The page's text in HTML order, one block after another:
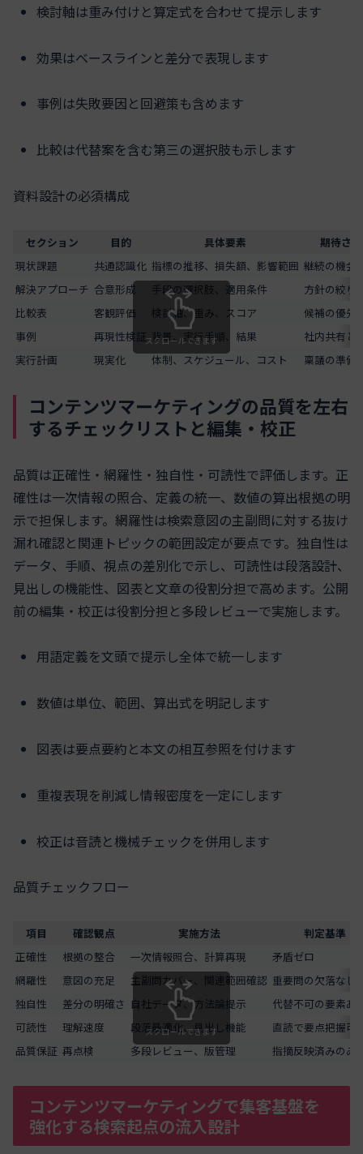
検討軸は重み付けと算定式を合わせて提示します
効果はベースラインと差分で表現します
事例は失敗要因と回避策も含めます
比較は代替案を含む第三の選択肢も示します
資料設計の必須構成
セクション 目的 具体要素
期待さ
現状課題
共通認識化 指標の推移、損失額、影響範囲 継続の機会
解決アプローチ 合意形成 手段の選択肢、適用条件
方針の絞り
比較表
客観評価 検討軸、重み、スコア
候補の優先
事例
再現性検証 背景、実行手順、結果
社内共有と
実行計画
現実化 体制、スケジュール、コスト 稟議の準備
スクロールできます
コンテンツマーケティングの品質を左右
するチェックリストと編集・校正
品質は正確性・網羅性・独自性・可読性で評価します。正
確性は一次情報の照合、定義の統一、数値の算出根拠の明
示で担保します。網羅性は検索意図の主副問に対する抜け
漏れ確認と関連トピックの範囲設定が要点です。独自性は
データ、手順、視点の差別化で示し、可読性は段落設計、
見出しの機能性、図表と文章の役割分担で高めます。公開
前の編集・校正は役割分担と多段レビューで実施します。
用語定義を文頭で提示し全体で統一します
数値は単位、範囲、算出式を明記します
図表は要点要約と本文の相互参照を付けます
重複表現を削減し情報密度を一定にします
校正は音読と機械チェックを併用します
品質チェックフロー
項目 確認観点 実施方法
判定基準
正確性
根拠の整合 一次情報照合、計算再現
矛盾ゼロ
網羅性
意図の充足 主副問カバー、関連範囲確認 重要問の欠落なし
独自性
差分の明確さ 自社データ、方法論提示
代替不可の要素あ
可読性
理解速度 段落最適化、見出し機能
直読で要点把握可
品質保証 再点検 多段レビュー、版管理 指摘反映済みのみ
スクロールできます
コンテンツマーケティングで集客基盤を
強化する検索起点の流入設計